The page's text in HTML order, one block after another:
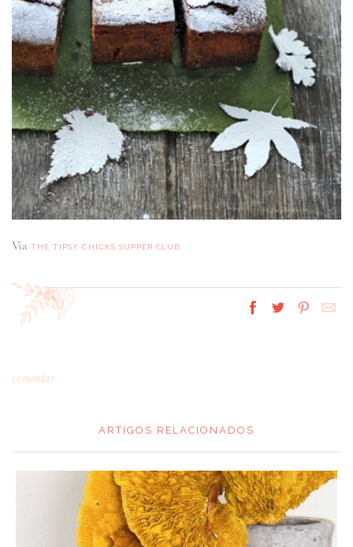
Via THE TIPSY CHICKS SUPPER CLUB.
comentar
ARTIGOS RELACIONADOS